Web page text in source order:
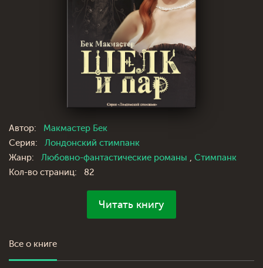
Автор:
Макмастер Бек
Серия:
Лондонский стимпанк
Жанр:
Любовно-фантастические романы , Стимпанк
Кол-во страниц:
82
Читать книгу
Все о книге